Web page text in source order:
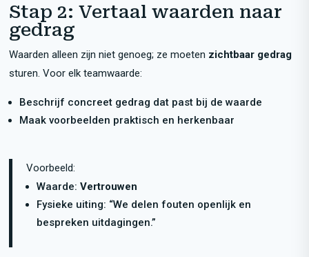
Stap 2: Vertaal waarden naar
gedrag
Waarden alleen zijn niet genoeg; ze moeten zichtbaar gedrag
sturen. Voor elk teamwaarde:
Beschrijf concreet gedrag dat past bij de waarde
Maak voorbeelden praktisch en herkenbaar
Voorbeeld:
Waarde:Vertrouwen
Fysieke uiting: “We delen fouten openlijk en
bespreken uitdagingen.”